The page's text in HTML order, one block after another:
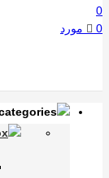
0
0
مورد